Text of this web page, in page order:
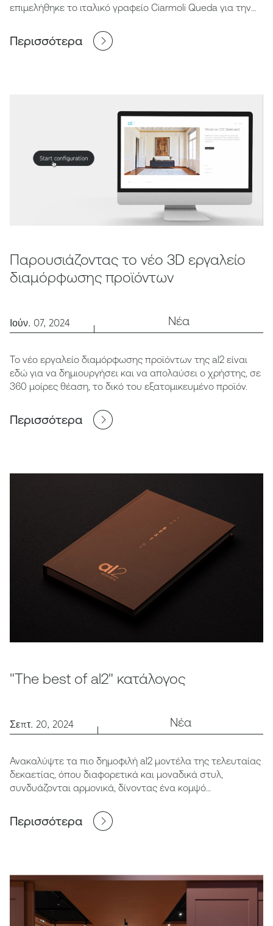
επιμελήθηκε το ιταλικό γραφείο Ciarmoli Queda για την
Περισσότερα
Παρουσιάζοντας το νέο 3D εργαλείο
διαμόρφωσης προϊόντων
Ιούν. 07, 2024 Νέα
Το νέο εργαλείο διαμόρφωσης προϊόντων της al2 είναι
εδώ για να δημιουργήσει και να απολαύσει ο χρήστης, σε
360 μοίρες θέαση, το δικό του εξατομικευμένο προϊόν.
Περισσότερα
"The best of al2" κατάλογος
Σεπτ. 20, 2024 Νέα
Ανακαλύψτε τα πιο δημοφιλή al2 μοντέλα της τελευταίας
δεκαετίας, όπου διαφορετικά και μοναδικά στυλ,
συνδυάζονται αρμονικά, δίνοντας ένα κομψό
Περισσότερα